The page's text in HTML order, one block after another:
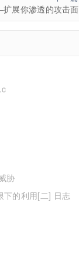
展你渗透的攻击面
胁
的利用[二] 日志